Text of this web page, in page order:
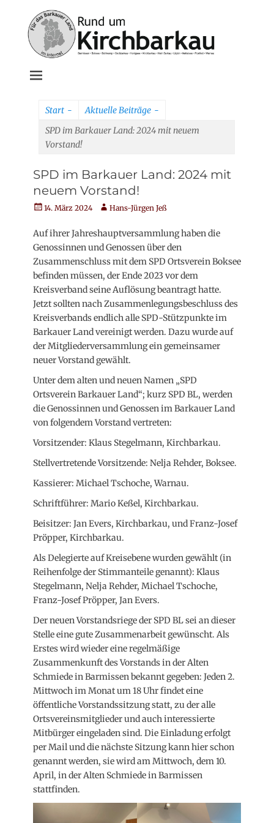
Start - Aktuelle Beiträge -
SPD im Barkauer Land: 2024 mit neuem
Vorstand!
SPD im Barkauer Land: 2024 mit
neuem Vorstand!
Veröffentlicht
14. März 2024 AutorHans-Jürgen Jeß
Auf ihrer Jahreshauptversammlung haben die
Genossinnen und Genossen über den
Zusammenschluss mit dem SPD Ortsverein Boksee
befinden müssen, der Ende 2023 vor dem
Kreisverband seine Auflösung beantragt hatte.
Jetzt sollten nach Zusammenlegungsbeschluss des
Kreisverbands endlich alle SPD-Stützpunkte im
Barkauer Land vereinigt werden. Dazu wurde auf
der Mitgliederversammlung ein gemeinsamer
neuer Vorstand gewählt.
Unter dem alten und neuen Namen „SPD
Ortsverein Barkauer Land“; kurz SPD BL, werden
die Genossinnen und Genossen im Barkauer Land
von folgendem Vorstand vertreten:
Vorsitzender: Klaus Stegelmann, Kirchbarkau.
Stellvertretende Vorsitzende: Nelja Rehder, Boksee.
Kassierer: Michael Tschoche, Warnau.
Schriftführer: Mario Keßel, Kirchbarkau.
Beisitzer: Jan Evers, Kirchbarkau, und Franz-Josef
Pröpper, Kirchbarkau.
Als Delegierte auf Kreisebene wurden gewählt (in
Reihenfolge der Stimmanteile genannt): Klaus
Stegelmann, Nelja Rehder, Michael Tschoche,
Franz-Josef Pröpper, Jan Evers.
Der neuen Vorstandsriege der SPD BL sei an dieser
Stelle eine gute Zusammenarbeit gewünscht. Als
Erstes wird wieder eine regelmäßige
Zusammenkunft des Vorstands in der Alten
Schmiede in Barmissen bekannt gegeben: Jeden 2.
Mittwoch im Monat um 18 Uhr findet eine
öffentliche Vorstandssitzung statt, zu der alle
Ortsvereinsmitglieder und auch interessierte
Mitbürger eingeladen sind. Die Einladung erfolgt
per Mail und die nächste Sitzung kann hier schon
genannt werden, sie wird am Mittwoch, dem 10.
April, in der Alten Schmiede in Barmissen
stattfinden.